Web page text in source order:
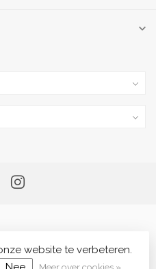
- Your Skincare Shop
website te verbeteren.